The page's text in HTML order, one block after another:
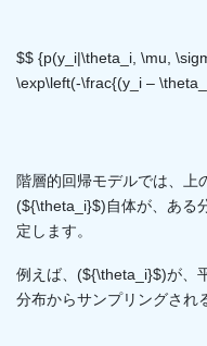
$$ {p(y_i|\theta_i, \mu,
\exp\left(-\frac{(y_i –
階層的回帰モデルでは、上
(${\theta_i}$)自体が、ある
定します。
例えば、(${\theta_i}$)が、
分布からサンプリングされ